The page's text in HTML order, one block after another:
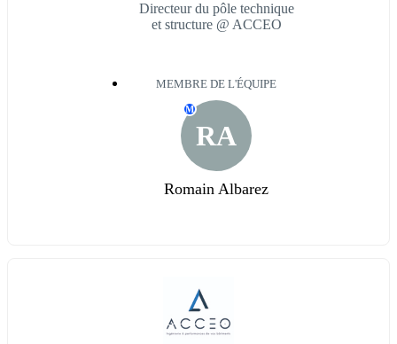
Directeur du pôle technique
et structure @ ACCEO
MEMBRE DE L'ÉQUIPE
RA
M
Romain Albarez